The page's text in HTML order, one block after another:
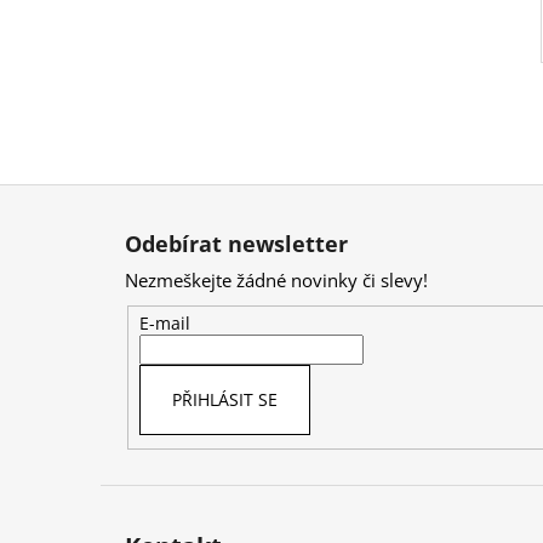
Z
Odebírat newsletter
Nezmeškejte žádné novinky či slevy!
E-mail
PŘIHLÁSIT SE